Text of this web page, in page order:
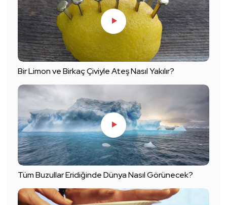
Bir Limon ve Birkaç Çiviyle Ateş Nasıl Yakılır?
Tüm Buzullar Eridiğinde Dünya Nasıl Görünecek?